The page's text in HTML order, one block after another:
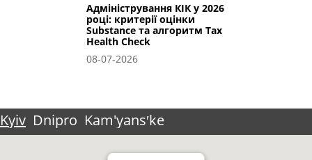
Адміністрування КІК у 2026
році: критерії оцінки
Substance та алгоритм Tax
Health Check
08-07-2026
Kyiv Dnipro Kam'yansʹke